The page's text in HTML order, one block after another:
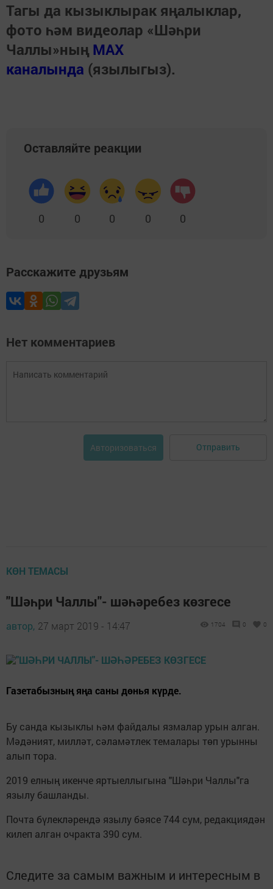
Тагы да кызыклырак яңалыклар,
фото һәм видеолар «Шәһри
Чаллы»ның MAX
каналында (язылыгыз).
Оставляйте реакции
0 0 0 0 0
Расскажите друзьям
Нет комментариев
Авторизоваться Отправить
КӨН ТЕМАСЫ
"Шәһри Чаллы"- шәһәребез көзгесе
автор, 27 март 2019 - 14:47 1704 0 0
Газетабызның яңа саны дөнья күрде.
Бу санда кызыклы һәм файдалы язмалар урын алган.
Мәдәният, милләт, сәламәтлек темалары төп урынны
алып тора.
2019 елның икенче яртыеллыгына "Шәһри Чаллы"га
язылу башланды.
Почта бүлекләрендә язылу бәясе 744 сум, редакциядән
килеп алган очракта 390 сум.
Следите за самым важным и интересным в